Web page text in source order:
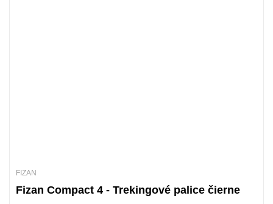
FIZAN
Fizan Compact 4 - Trekingové palice čierne